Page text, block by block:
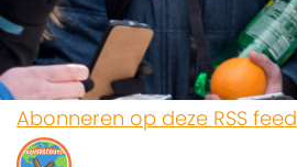
Abonneren op deze RSS feed